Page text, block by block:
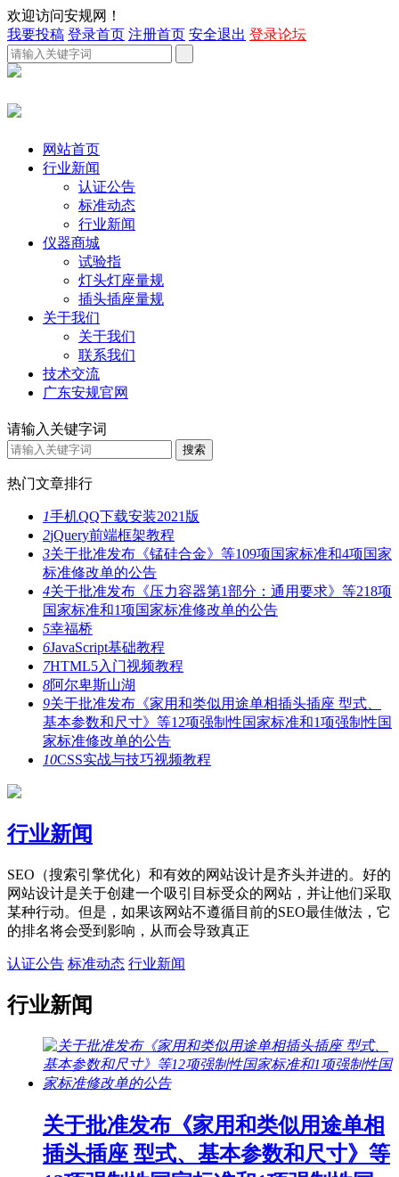
欢迎访问安规网！
我要投稿 登录首页 注册首页 安全退出 登录论坛
网站首页
行业新闻
认证公告
标准动态
行业新闻
仪器商城
试验指
灯头灯座量规
插头插座量规
关于我们
关于我们
联系我们
技术交流
广东安规官网
请输入关键字词
热门文章排行
1手机QQ下载安装2021版
2jQuery前端框架教程
3关于批准发布《锰硅合金》等109项国家标准和4项国家
标准修改单的公告
4关于批准发布《压力容器第1部分：通用要求》等218项
国家标准和1项国家标准修改单的公告
5幸福桥
6JavaScript基础教程
7HTML5入门视频教程
8阿尔卑斯山湖
9关于批准发布《家用和类似用途单相插头插座 型式、
基本参数和尺寸》等12项强制性国家标准和1项强制性国
家标准修改单的公告
10CSS实战与技巧视频教程
行业新闻
SEO（搜索引擎优化）和有效的网站设计是齐头并进的。好的
网站设计是关于创建一个吸引目标受众的网站，并让他们采取
某种行动。但是，如果该网站不遵循目前的SEO最佳做法，它
的排名将会受到影响，从而会导致真正
认证公告 标准动态 行业新闻
行业新闻
关于批准发布《家用和类似用途单相
插头插座 型式、基本参数和尺寸》等